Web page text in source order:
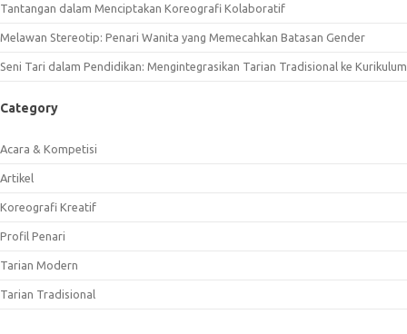
Tantangan dalam Menciptakan Koreografi Kolaboratif
Melawan Stereotip: Penari Wanita yang Memecahkan Batasan Gender
Seni Tari dalam Pendidikan: Mengintegrasikan Tarian Tradisional ke Kurikulum
Category
Acara & Kompetisi
Artikel
Koreografi Kreatif
Profil Penari
Tarian Modern
Tarian Tradisional